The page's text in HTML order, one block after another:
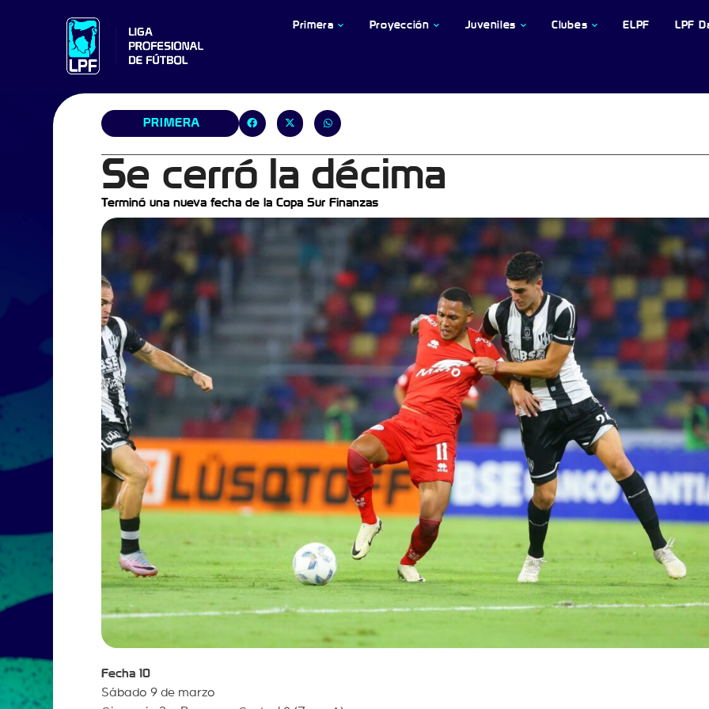
Primera Proyección Juveniles Clubes ELPF LPF
PRIMERA
Se cerró la décima
Terminó una nueva fecha de la Copa Sur Finanzas
Fecha 10
Sábado 9 de marzo